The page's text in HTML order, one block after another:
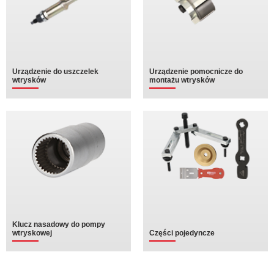
Urządzenie do uszczelek
wtrysków
Urządzenie pomocnicze do
montażu wtrysków
Klucz nasadowy do pompy
wtryskowej
Części pojedyncze